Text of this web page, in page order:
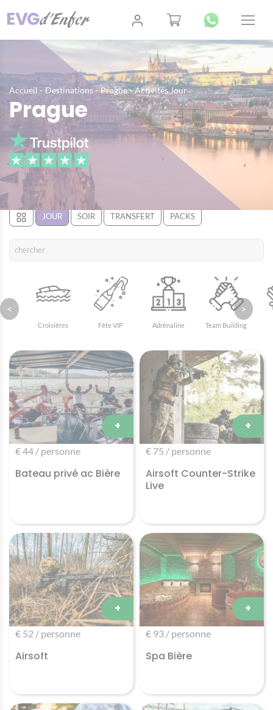
Accueil -Destinations-Prague-Activités Jour
Prague
JOUR SOIR TRANSFERT PACKS
Croisières Fête VIP Adrénaline Team Building
< >
+
€ 44 / personne
Bateau privé ac Bière
+
€ 75 / personne
Airsoft Counter-Strike
Live
+
€ 52 / personne
Airsoft
+
€ 93 / personne
Spa Bière